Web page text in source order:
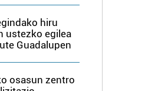
hiru
ustezko egilea
Guadalupen
osasun zentro